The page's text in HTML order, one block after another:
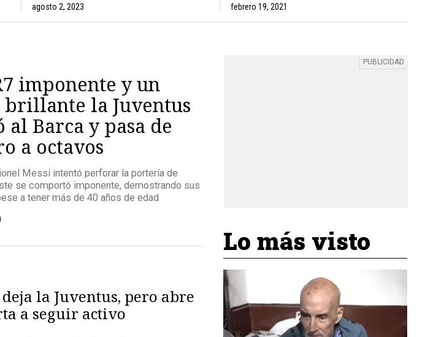
agosto 2, 2023 febrero 19, 2021
imponente y un
brillante la Juventus
al Barca y pasa de
a octavos
Messi intentó perforar la portería de
se comportó imponente, demostrando sus
a tener más de 40 años de edad
la Juventus, pero abre
a seguir activo
Lo más visto